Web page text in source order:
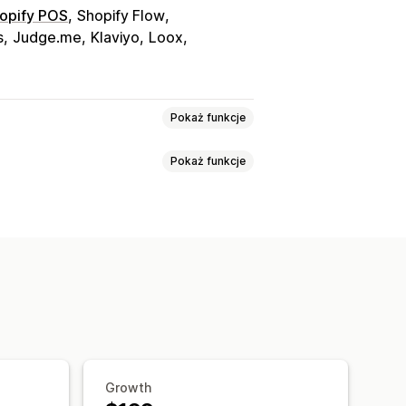
POS Shopify Flow
Judge.me Klaviyo Loox
Pokaż funkcje
Pokaż funkcje
Growth